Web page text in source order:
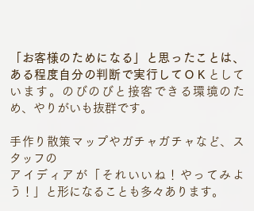
「お客様のためになる」と思ったことは、
ある程度自分の判断で実行してＯＫ として
います。のびのびと接客できる環境のた
め、やりがいも抜群です。
手作り散策マップやガチャガチャなど、ス
タッフの
アイディアが「それいいね！やってみよ
う！」と形になることも多々あります。